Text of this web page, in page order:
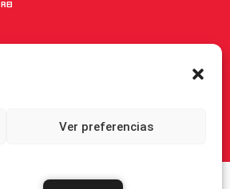
Ver preferencias